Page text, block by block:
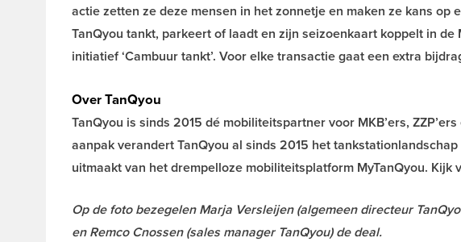
actie zetten ze deze mensen in het zonnetje en maken ze kans
TanQyou tankt, parkeert of laadt en zijn seizoenkaart koppelt in
initiatief ‘Cambuur tankt’. Voor elke transactie gaat een extra
Over TanQyou
TanQyou is sinds 2015 dé mobiliteitspartner voor MKB’ers,
aanpak verandert TanQyou al sinds 2015 het
uitmaakt van het drempelloze mobiliteitsplatform MyTanQyou. Kijk
Op de foto bezegelen Marja Versleijen (algemeen directeur
en Remco Cnossen (sales manager TanQyou) de deal.